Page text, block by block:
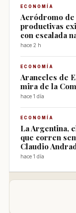
ECONOMÍA
Aeródromo de
productivas
con escalada
hace 2 h
ECONOMÍA
Aranceles de
mira de la
hace 1 día
ECONOMÍA
La Argentina,
que corren
Claudio
hace 1 día